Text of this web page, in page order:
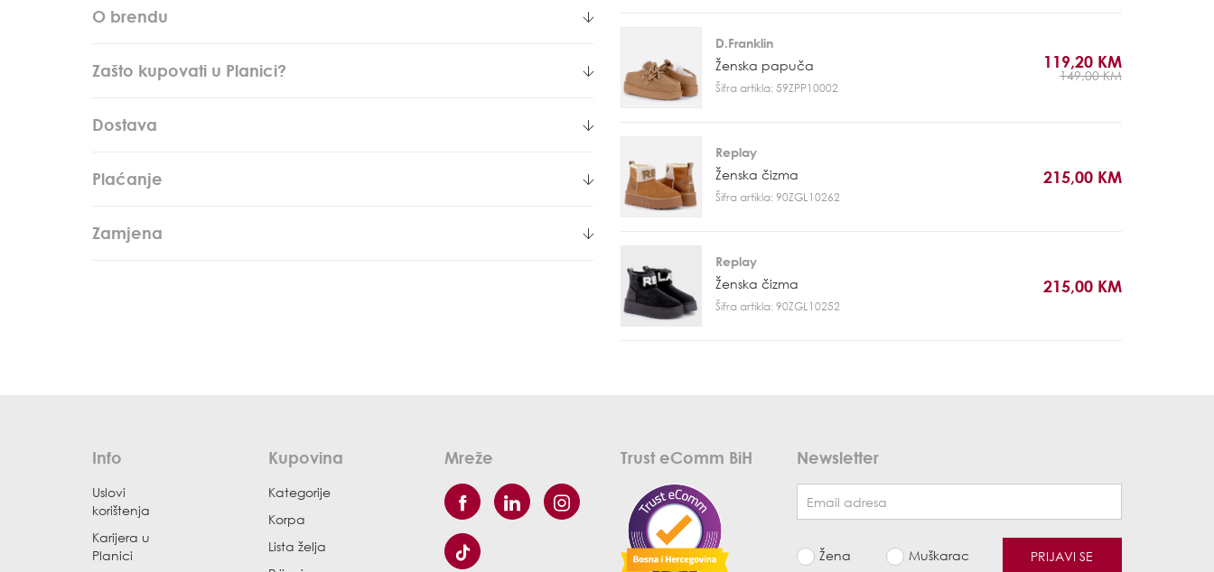
O brendu
Zašto kupovati u Planici?
Dostava
Plaćanje
Zamjena
D.Franklin
Ženska papuča
Šifra artikla: 59ZPP10002
119,20 KM
149,00 KM
Replay
Ženska čizma
Šifra artikla: 90ZGL10262
215,00 KM
Replay
Ženska čizma
Šifra artikla: 90ZGL10252
215,00 KM
Info
Uslovi
korištenja
Karijera u
Planici
Kupovina
Kategorije
Korpa
Lista želja
Mreže Trust eComm BiH Newsletter
Žena Muškarac PRIJAVI SE